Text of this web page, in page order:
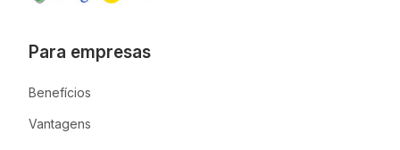
Para empresas
Benefícios
Vantagens